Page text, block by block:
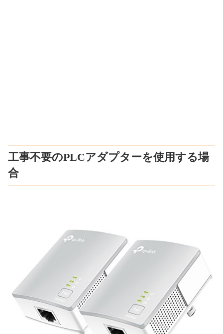
工事不要のPLCアダプターを使用する場
合